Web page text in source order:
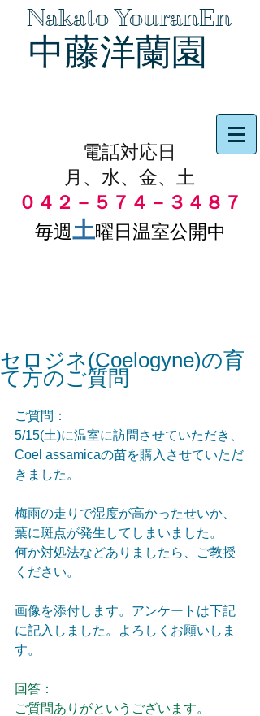
Nakato YouranEn
中藤洋蘭園
電話対応日
月、水、金、土
０４２－５７４－３４８７
毎週土曜日温室公開中
セロジネ(Coelogyne)の育
て方のご質問
ご質問：
5/15(土)に温室に訪問させていただき、
Coel assamicaの苗を購入させていただ
きました。
梅雨の走りで湿度が高かったせいか、
葉に斑点が発生してしまいました。
何か対処法などありましたら、ご教授
ください。
画像を添付します。アンケートは下記
に記入しました。よろしくお願いしま
す。
回答：
ご質問ありがというございます。